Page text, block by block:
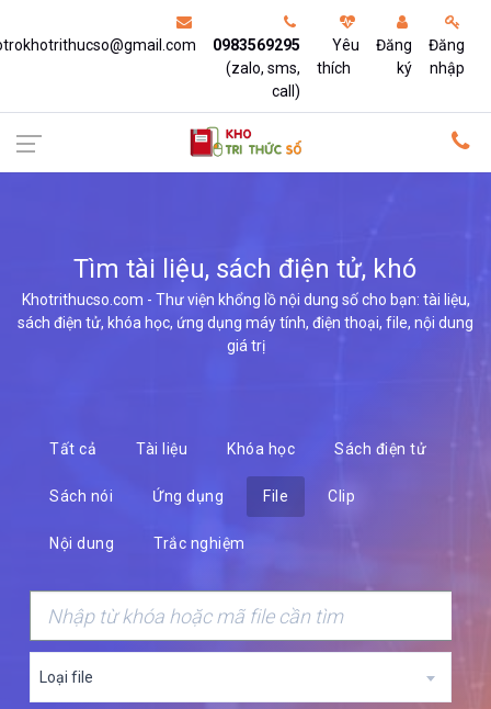
0983569295
(zalo, sms,
call)
Yêu
thích
Đăng
ký
Đăng
nhập
Tìm tài liệu, sách điện tử, khóa
Khotrithucso.com - Thư viện khổng lồ nội dung số cho bạn: tài liệu,
sách điện tử, khóa học, ứng dụng máy tính, điện thoại, file, nội dung
giá trị
Tất cả Tài liệu Khóa học Sách điện tử
Sách nói Ứng dụng File Clip
Nội dung Trắc nghiệm
Loại file